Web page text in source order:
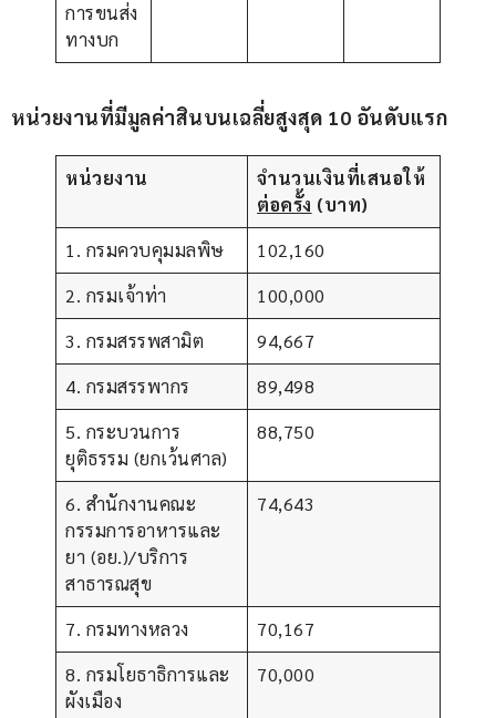
การขนส่ง
ทางบก
หน่วยงานที่มีมูลค่าสินบนเฉลี่ยสูงสุด 10 อันดับแรก
หน่วยงาน
จำนวนเงินที่เสนอให้
ต่อครั้ง (บาท)
1. กรมควบคุมมลพิษ
102,160
2. กรมเจ้าท่า
100,000
3. กรมสรรพสามิต
94,667
4. กรมสรรพากร
89,498
5. กระบวนการ
ยุติธรรม (ยกเว้นศาล)
88,750
6. สำนักงานคณะ
กรรมการอาหารและ
ยา (อย.)/บริการ
สาธารณสุข
74,643
7. กรมทางหลวง
70,167
8. กรมโยธาธิการและ
ผังเมือง
70,000